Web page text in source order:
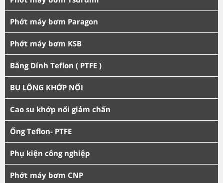
Phớt máy bơm Paragon
Phớt máy bơm KSB
Băng Dính Teflon ( PTFE )
BU LÔNG KHỚP NỐI
Cao su khớp nối giảm chấn
Ống Teflon- PTFE
Phụ kiện công nghiệp
Phớt máy bơm CNP